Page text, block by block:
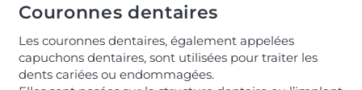
Couronnes dentaires
Les couronnes dentaires, également appelées
capuchons dentaires, sont utilisées pour traiter les
dents cariées ou endommagées.